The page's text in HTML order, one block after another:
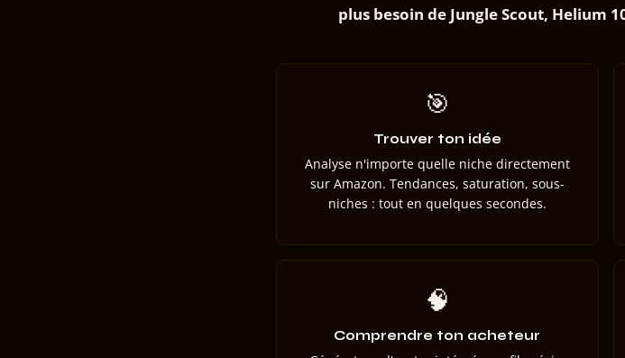
plus besoin de Jungle Scout, Helium
🎯
Trouver ton idée
Analyse n'importe quelle niche directement
sur Amazon. Tendances, saturation, sous-
niches : tout en quelques secondes.
🧠
Comprendre ton acheteur